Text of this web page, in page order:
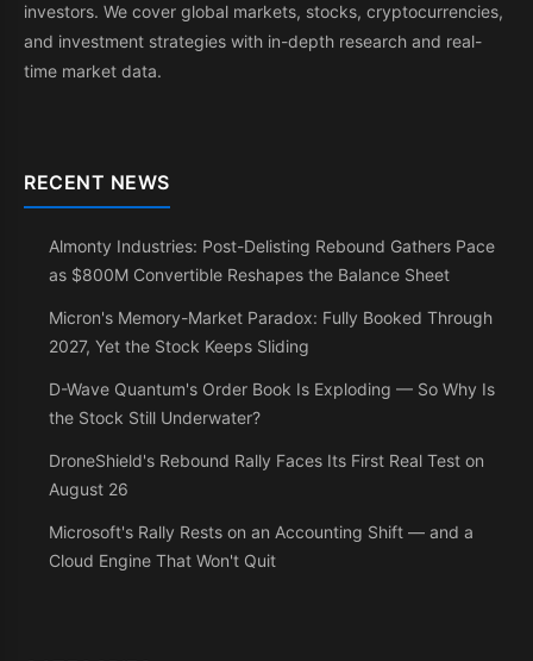
investors. We cover global markets, stocks, cryptocurrencies,
and investment strategies with in-depth research and real-
time market data.
RECENT NEWS
Almonty Industries: Post-Delisting Rebound Gathers Pace
as $800M Convertible Reshapes the Balance Sheet
Micron's Memory-Market Paradox: Fully Booked Through
2027, Yet the Stock Keeps Sliding
D-Wave Quantum's Order Book Is Exploding — So Why Is
the Stock Still Underwater?
DroneShield's Rebound Rally Faces Its First Real Test on
August 26
Microsoft's Rally Rests on an Accounting Shift — and a
Cloud Engine That Won't Quit